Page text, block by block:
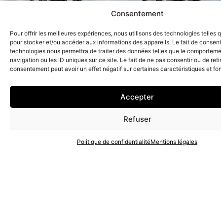
Consentement
Pour offrir les meilleures expériences, nous utilisons des technologies telles
pour stocker et/ou accéder aux informations des appareils. Le fait de
technologies nous permettra de traiter des données telles que le
navigation ou les ID uniques sur ce site. Le fait de ne pas consentir ou de
consentement peut avoir un effet négatif sur certaines caractéristiques et
Accepter
Refuser
Politique de confidentialitéMentions légales